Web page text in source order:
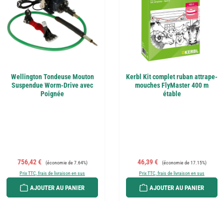
Wellington Tondeuse Mouton
Suspendue Worm-Drive avec
Poignée
Prix de vente :
756,42 € Prix régulier :
(économie de 7.64%)
Prix TTC, frais de livraison en sus
AJOUTER AU PANIER
Kerbl Kit complet ruban attrape-
mouches FlyMaster 400 m
étable
Prix de vente :
46,39 € Prix régulier :
(économie de 17.15%)
Prix TTC, frais de livraison en sus
AJOUTER AU PANIER